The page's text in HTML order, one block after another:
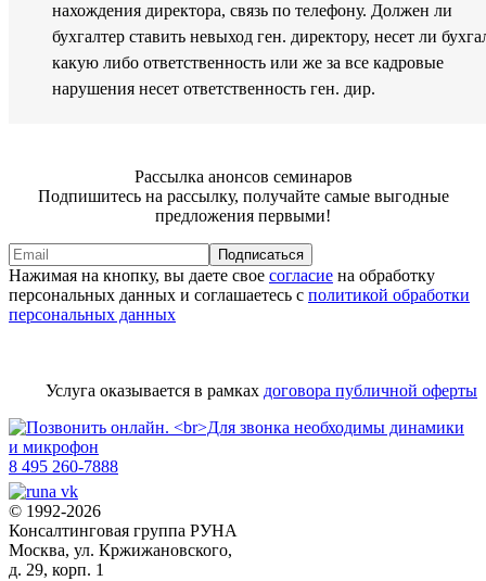
нахождения директора, связь по телефону. Должен ли
бухгалтер ставить невыход ген. директору, несет ли
какую либо ответственность или же за все кадровые
нарушения несет ответственность ген. дир.
Рассылка анонсов семинаров
Подпишитесь на рассылку, получайте самые выгодные
предложения первыми!
Подписаться
Нажимая на кнопку, вы даете свое согласие на обработку
персональных данных и соглашаетесь с политикой обработки
персональных данных
Услуга оказывается в рамках договора публичной оферты
8 495 260-7888
© 1992-2026
Консалтинговая группа РУНА
Москва, ул. Кржижановского,
д. 29, корп. 1